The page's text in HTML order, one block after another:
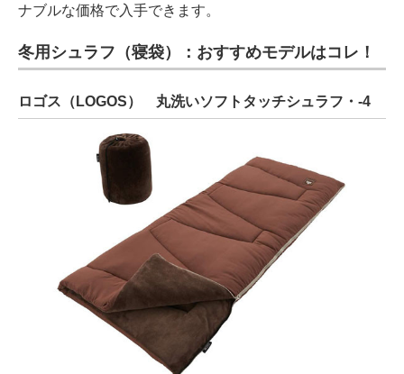
ナブルな価格で入手できます。
冬用シュラフ（寝袋）：おすすめモデルはコレ！
ロゴス（LOGOS） 丸洗いソフトタッチシュラフ・-4